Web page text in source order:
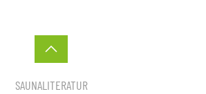
SAUNALITERATUR